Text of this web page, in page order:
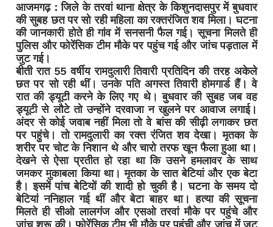
आजमगढ़ : जिले के तरवां थाना क्षेत्र के किशुनदासपुर में बुधवार
की सुबह छत पर सो रही महिला का रक्तरंजित शव मिला। घटना
की जानकारी होते ही गांव में सनसनी फैल गई। सूचना मिलते ही
पुलिस और फोरेंसिक टीम मौके पर पहुंच गई और जांच पड़ताल में
जुट गई।
बीती रात 55 वर्षीय रामदुलारी तिवारी प्रतिदिन की तरह अकेले
छत पर सो रही थीं। उनके पति अगस्त तिवारी होमगार्ड हैं। वे
रात की ड्यूटी करने के लिए गए थे। बुधवार की सुबह जब वह
ड्यूटी से लौटे तो उन्होंने दरवाजा न खुलने पर आवाज लगाई।
अंदर से कोई जवाब नहीं मिला तो वे बांस की सीढ़ी लगाकर छत
पर पहुंचे। तो रामदुलारी का रक्त रंजित शव देखा। मृतका के
शरीर पर चोट के निशान थे और चारो तरफ खून फैला हुआ था।
देखने से ऐसा प्रतीत हो रहा था कि उसने हमलावर के साथ
जमकर मुकाबला किया था। मृतका के सात बेटियां और एक बेटा
है। इसमें पांच बेटियों की शादी हो चुकी है। घटना के समय दो
बेटियां ननिहाल गई थीं और बेटा बाहर था। हत्या की सूचना
मिलते ही सीओ लालगंज और एसओ तरवां मौके पर पहुंचे और
जांच शुरू की। फोरेंसिक टीम भी मौके पर पहुंची और जांच में जुट